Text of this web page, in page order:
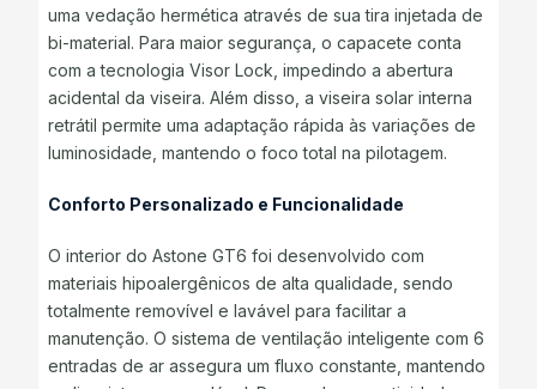
uma vedação hermética através de sua tira injetada de
bi-material. Para maior segurança, o capacete conta
com a tecnologia Visor Lock, impedindo a abertura
acidental da viseira. Além disso, a viseira solar interna
retrátil permite uma adaptação rápida às variações de
luminosidade, mantendo o foco total na pilotagem.
Conforto Personalizado e Funcionalidade
O interior do Astone GT6 foi desenvolvido com
materiais hipoalergênicos de alta qualidade, sendo
totalmente removível e lavável para facilitar a
manutenção. O sistema de ventilação inteligente com 6
entradas de ar assegura um fluxo constante, mantendo